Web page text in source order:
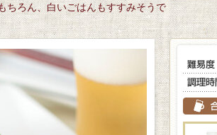
ちろん、白いごはんもすすみそうで